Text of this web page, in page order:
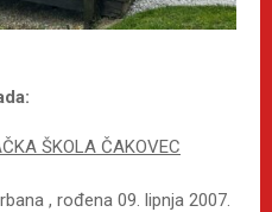
ŠKOLA ČAKOVEC
, rođena 09. lipnja 2007.